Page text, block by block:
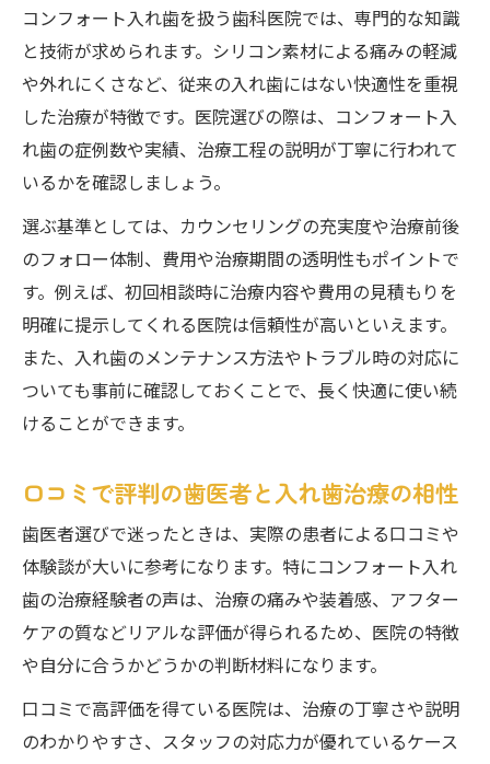
コンフォート入れ歯を扱う歯科医院では、専門的な知識
と技術が求められます。シリコン素材による痛みの軽減
や外れにくさなど、従来の入れ歯にはない快適性を重視
した治療が特徴です。医院選びの際は、コンフォート入
れ歯の症例数や実績、治療工程の説明が丁寧に行われて
いるかを確認しましょう。
選ぶ基準としては、カウンセリングの充実度や治療前後
のフォロー体制、費用や治療期間の透明性もポイントで
す。例えば、初回相談時に治療内容や費用の見積もりを
明確に提示してくれる医院は信頼性が高いといえます。
また、入れ歯のメンテナンス方法やトラブル時の対応に
ついても事前に確認しておくことで、長く快適に使い続
けることができます。
口コミで評判の歯医者と入れ歯治療の相性
歯医者選びで迷ったときは、実際の患者による口コミや
体験談が大いに参考になります。特にコンフォート入れ
歯の治療経験者の声は、治療の痛みや装着感、アフター
ケアの質などリアルな評価が得られるため、医院の特徴
や自分に合うかどうかの判断材料になります。
口コミで高評価を得ている医院は、治療の丁寧さや説明
のわかりやすさ、スタッフの対応力が優れているケース